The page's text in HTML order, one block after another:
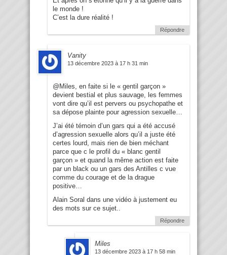
le monde !
C’est la dure réalité !
Répondre
Vanity
13 décembre 2023 à 17 h 31 min
@Miles, en faite si le « gentil garçon »
devient bestial et plus sauvage, les femmes
vont dire qu’il est pervers ou psychopathe et
sa dépose plainte pour agression sexuelle…
J’ai été témoin d’un gars qui a été accusé
d’agression sexuelle alors qu’il a juste été
certes lourd, mais rien de bien méchant
parce que c le profil du « blanc gentil
garçon » et quand la même action est faite
par un black ou un gars des Antilles c vue
comme du courage et de la drague
positive…
Alain Soral dans une vidéo à justement eu
des mots sur ce sujet..
Répondre
Miles
13 décembre 2023 à 17 h 58 min